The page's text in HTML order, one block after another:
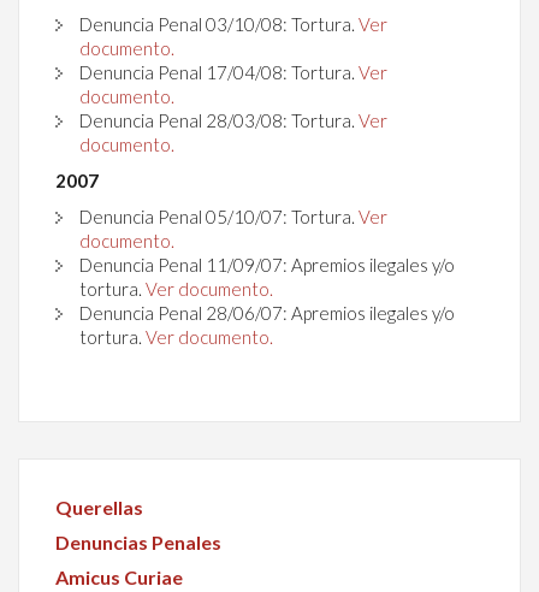
Denuncia Penal 03/10/08: Tortura. Ver
documento.
Denuncia Penal 17/04/08: Tortura. Ver
documento.
Denuncia Penal 28/03/08: Tortura. Ver
documento.
2007
Denuncia Penal 05/10/07: Tortura. Ver
documento.
Denuncia Penal 11/09/07: Apremios ilegales y/o
tortura. Ver documento.
Denuncia Penal 28/06/07: Apremios ilegales y/o
tortura. Ver documento.
Querellas
Denuncias Penales
Amicus Curiae